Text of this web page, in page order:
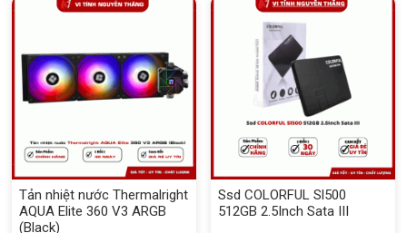
Tản nhiệt nước Thermalright
AQUA Elite 360 V3 ARGB
(Black)
Ssd COLORFUL Sl500
512GB 2.5Inch Sata III